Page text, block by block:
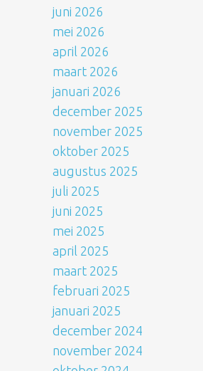
juni 2026
mei 2026
april 2026
maart 2026
januari 2026
december 2025
november 2025
oktober 2025
augustus 2025
juli 2025
juni 2025
mei 2025
april 2025
maart 2025
februari 2025
januari 2025
december 2024
november 2024